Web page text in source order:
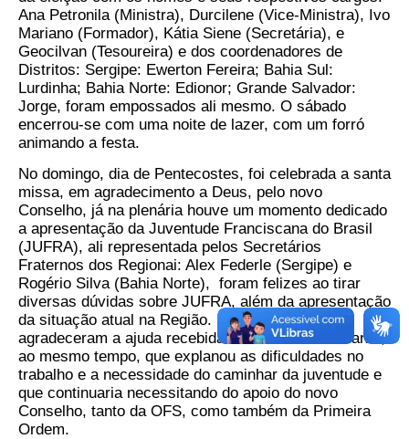
Ana Petronila (Ministra), Durcilene (Vice-Ministra), Ivo
Mariano (Formador), Kátia Siene (Secretária), e
Geocilvan (Tesoureira) e dos coordenadores de
Distritos: Sergipe: Ewerton Fereira; Bahia Sul:
Lurdinha; Bahia Norte: Edionor; Grande Salvador:
Jorge, foram empossados ali mesmo. O sábado
encerrou-se com uma noite de lazer, com um forró
animando a festa.
No domingo, dia de Pentecostes, foi celebrada a santa
missa, em agradecimento a Deus, pelo novo
Conselho, já na plenária houve um momento dedicado
a apresentação da Juventude Franciscana do Brasil
(JUFRA), ali representada pelos Secretários
Fraternos dos Regionai: Alex Federle (Sergipe) e
Rogério Silva (Bahia Norte), foram felizes ao tirar
diversas dúvidas sobre JUFRA, além da apresentação
da situação atual na Região. Humildemente,
agradeceram a ajuda recebida do Conselho cessante,
ao mesmo tempo, que explanou as dificuldades no
trabalho e a necessidade do caminhar da juventude e
que continuaria necessitando do apoio do novo
Conselho, tanto da OFS, como também da Primeira
Ordem.